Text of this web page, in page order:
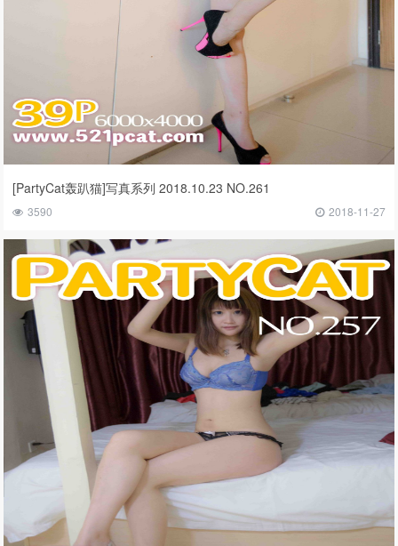
[PartyCat轰趴猫]写真系列 2018.10.23 NO.261
3590 2018-11-27